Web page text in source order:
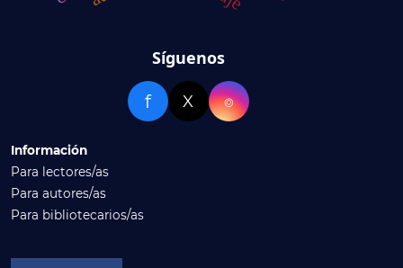
Síguenos
f X ⌾
Información
Para lectores/as
Para autores/as
Para bibliotecarios/as